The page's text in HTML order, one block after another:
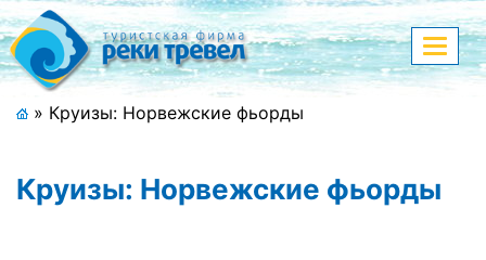
Меню
+7 (911) 182-44-68
Полная версия сайта
меню
» Круизы: Норвежские фьорды
Круизы: Норвежские фьорды